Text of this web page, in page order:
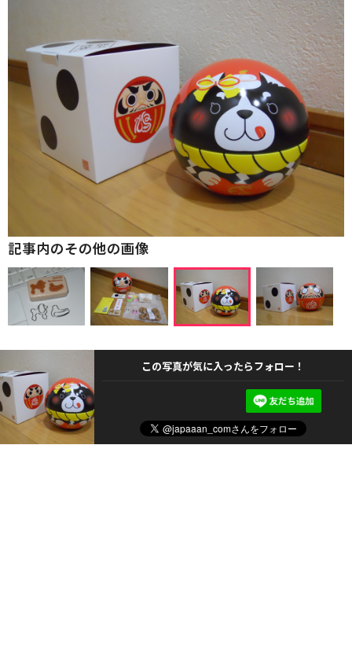
記事内のその他の画像
この写真が気に入ったらフォロー！